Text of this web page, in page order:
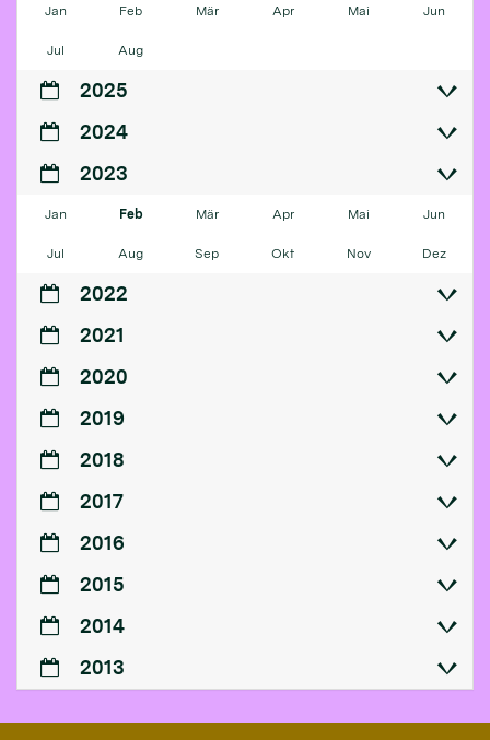
Jan Feb Mär Apr Mai Jun
Jul Aug
2025
2024
2023
Jan Feb Mär Apr Mai Jun
Jul Aug Sep Okt Nov Dez
2022
2021
2020
2019
2018
2017
2016
2015
2014
2013